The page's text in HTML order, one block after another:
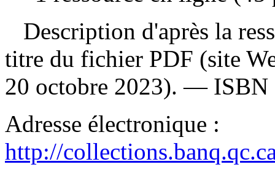
Description d'après la
titre du fichier PDF (site
20 octobre 2023). — ISBN
Adresse électronique :
http://